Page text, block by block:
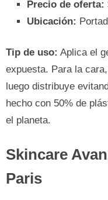
Precio de oferta:
Ubicación:
Tip de uso: Aplica el
expuesta. Para la
luego distribuye
hecho con 50% de
el planeta.
Skincare
Paris